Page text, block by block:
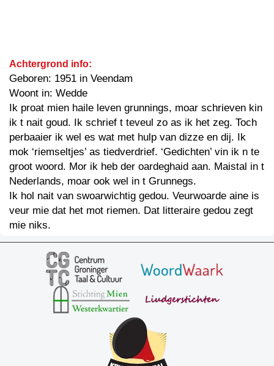
Achtergrond info:
Geboren: 1951 in Veendam
Woont in: Wedde
Ik proat mien haile leven grunnings, moar schrieven kin
ik t nait goud. Ik schrief t teveul zo as ik het zeg. Toch
perbaaier ik wel es wat met hulp van dizze en dij. Ik
mok ‘riemseltjes’ as tiedverdrief. ‘Gedichten’ vin ik n te
groot woord. Mor ik heb der oardeghaid aan. Maistal in t
Nederlands, moar ook wel in t Grunnegs.
Ik hol nait van swoarwichtig gedou. Veurwoarde aine is
veur mie dat het mot riemen. Dat litteraire gedou zegt
mie niks.